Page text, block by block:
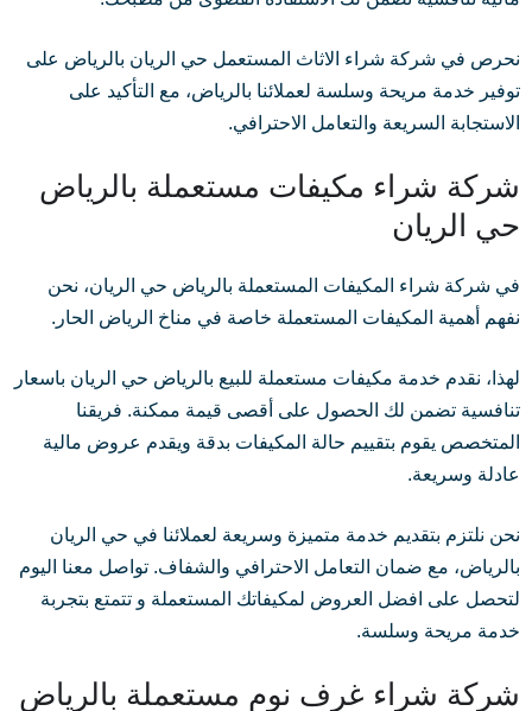
نحرص في شركة شراء الاثاث المستعمل حي الريان بالرياض على
توفير خدمة مريحة وسلسة لعملائنا بالرياض، مع التأكيد على
الاستجابة السريعة والتعامل الاحترافي.
شركة شراء مكيفات مستعملة بالرياض
حي الريان
في شركة شراء المكيفات المستعملة بالرياض حي الريان، نحن
نفهم أهمية المكيفات المستعملة خاصة في مناخ الرياض الحار.
لهذا، نقدم خدمة مكيفات مستعملة للبيع بالرياض حي الريان باسعار
تنافسية تضمن لك الحصول على أقصى قيمة ممكنة. فريقنا
المتخصص يقوم بتقييم حالة المكيفات بدقة ويقدم عروض مالية
عادلة وسريعة.
نحن نلتزم بتقديم خدمة متميزة وسريعة لعملائنا في حي الريان
بالرياض، مع ضمان التعامل الاحترافي والشفاف. تواصل معنا اليوم
لتحصل على افضل العروض لمكيفاتك المستعملة و تتمتع بتجربة
خدمة مريحة وسلسة.
شركة شراء غرف نوم مستعملة بالرياض